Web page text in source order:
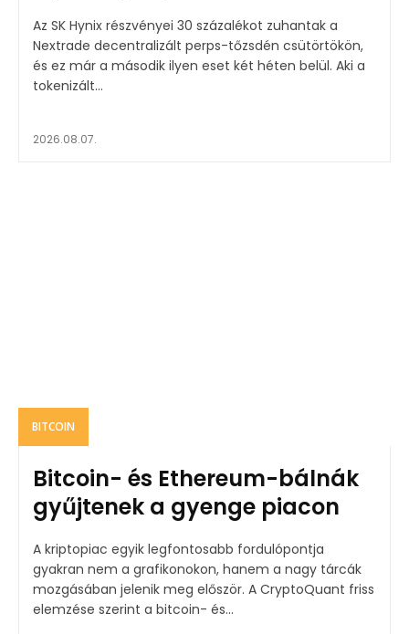
Az SK Hynix részvényei 30 százalékot zuhantak a
Nextrade decentralizált perps-tőzsdén csütörtökön,
és ez már a második ilyen eset két héten belül. Aki a
tokenizált...
2026.08.07.
BITCOIN
Bitcoin- és Ethereum-bálnák
gyűjtenek a gyenge piacon
A kriptopiac egyik legfontosabb fordulópontja
gyakran nem a grafikonokon, hanem a nagy tárcák
mozgásában jelenik meg először. A CryptoQuant friss
elemzése szerint a bitcoin- és...